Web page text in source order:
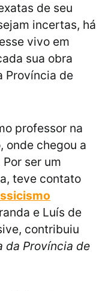
de seu
incertas, há
vivo em
sua obra
Província de
professor na
onde chegou a
ser um
teve contato
e Luís de
contribuiu
da Província de